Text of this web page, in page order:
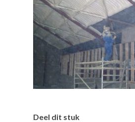
Deel dit stuk